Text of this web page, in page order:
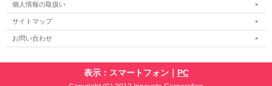
個人情報の取扱い
サイトマップ
お問い合わせ
表示：スマートフォン｜ PC